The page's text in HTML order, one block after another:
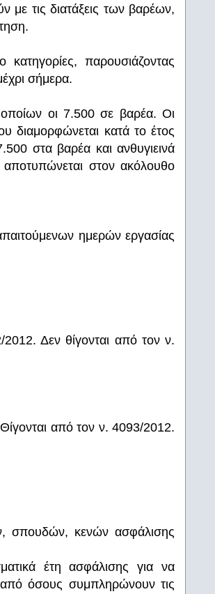
με τις διατάξεις των βαρέων,
παρουσιάζοντας
σήμερα.
οποίων οι 7.500 σε βαρέα. Οι
διαμορφώνεται κατά το έτος
στα βαρέα και ανθυγιεινά
αποτυπώνεται στον ακόλουθο
ημερών εργασίας
Δεν θίγονται από τον ν.
από τον ν. 4093/2012.
σπουδών, κενών ασφάλισης
έτη ασφάλισης για να
από όσους συμπληρώνουν τις